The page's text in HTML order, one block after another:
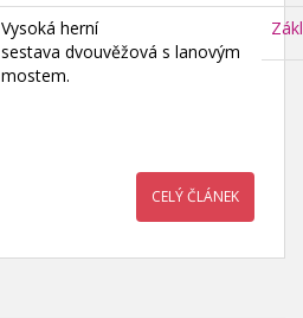
Vysoká herní
sestava dvouvěžová s lanovým
mostem.
CELÝ ČLÁNEK